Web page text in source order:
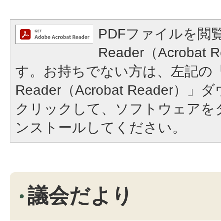
PDFファイルを閲
Reader（Acrobat
す。お持ちでない方は、左記の
Reader（Acrobat Reader）」
クリックして、ソフトウェア
ンストールしてください。
議会だより